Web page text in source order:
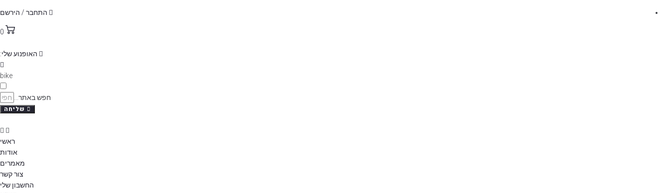
התחבר / הירשם
0
האופנוע שלי:
bike
חפש באתר...
שליחה
ראשי
אודות
מאמרים
צור קשר
החשבון שלי